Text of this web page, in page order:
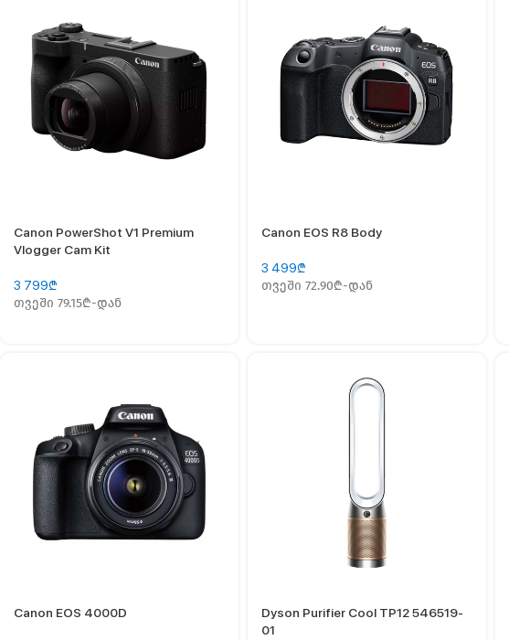
Canon PowerShot V1 Premium
Vlogger Cam Kit
3 799₾
თვეში 79.15₾-დან
Canon EOS R8 Body
3 499₾
თვეში 72.90₾-დან
Canon EOS 4000D
Dyson Purifier Cool TP12 546519-
01